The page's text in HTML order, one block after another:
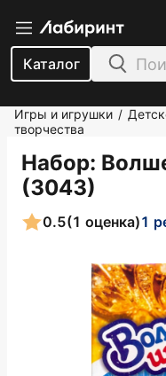
Каталог
Игры и игрушки /
творчества
Набор:
(3043)
0.5(1 оценка)1